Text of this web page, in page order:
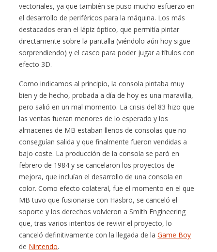
vectoriales, ya que también se puso mucho esfuerzo en
el desarrollo de periféricos para la máquina. Los más
destacados eran el lápiz óptico, que permitía pintar
directamente sobre la pantalla (viéndolo aún hoy sigue
sorprendiendo) y el casco para poder jugar a títulos con
efecto 3D.
Como indicamos al principio, la consola pintaba muy
bien y de hecho, probada a día de hoy es una maravilla,
pero salió en un mal momento. La crisis del 83 hizo que
las ventas fueran menores de lo esperado y los
almacenes de MB estaban llenos de consolas que no
conseguían salida y que finalmente fueron vendidas a
bajo coste. La producción de la consola se paró en
febrero de 1984 y se cancelaron los proyectos de
mejora, que incluían el desarrollo de una consola en
color. Como efecto colateral, fue el momento en el que
MB tuvo que fusionarse con Hasbro, se canceló el
soporte y los derechos volvieron a Smith Engineering
que, tras varios intentos de revivir el proyecto, lo
canceló definitivamente con la llegada de laGame Boy
de Nintendo.